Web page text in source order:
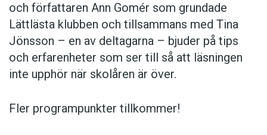
och författaren Ann Gomér som grundade
Lättlästa klubben och tillsammans med Tina
Jönsson – en av deltagarna – bjuder på tips
och erfarenheter som ser till så att läsningen
inte upphör när skolåren är över.
Fler programpunkter tillkommer!